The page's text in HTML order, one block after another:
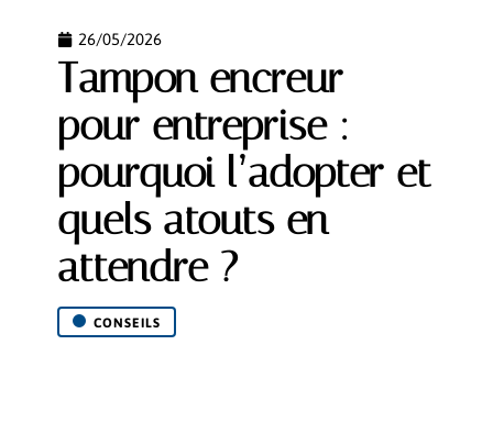
26/05/2026
Tampon encreur
pour entreprise :
pourquoi l’adopter et
quels atouts en
attendre ?
CONSEILS